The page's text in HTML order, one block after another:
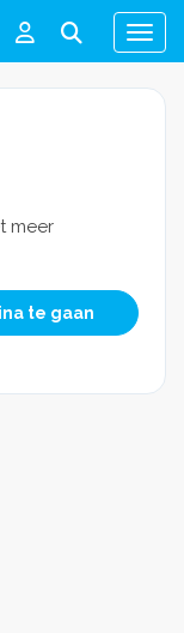
Menu
meer
te gaan